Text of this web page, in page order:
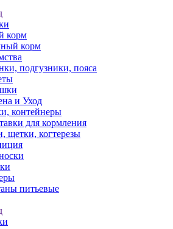
корм
корм
подгузники, пояса
и Уход
контейнеры
для кормления
щетки, когтерезы
питьевые